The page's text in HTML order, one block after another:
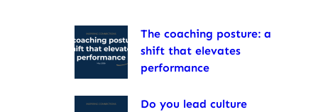
The coaching posture: a
shift that elevates
performance
Do you lead culture